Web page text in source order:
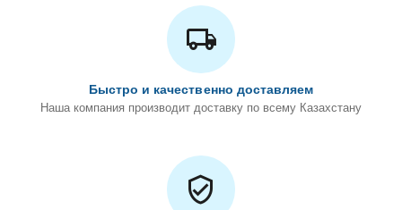
Быстро и качественно доставляем
Наша компания производит доставку по всему Казахстану